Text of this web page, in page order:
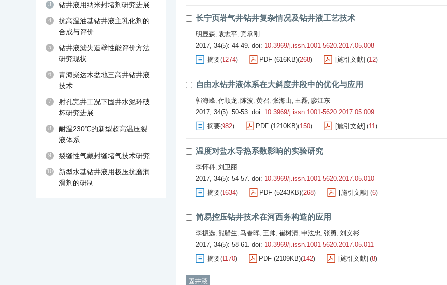
3 钻井液用纳米封堵剂研究进展
4
抗高温油基钻井液主乳化剂的
合成与评价
5
钻井液滤失造壁性能评价方法
研究现状
6
青海柴达木盆地三高井钻井液
技术
7
射孔完井工况下固井水泥环破
坏研究进展
8
耐温230℃的新型超高温压裂
液体系
9 裂缝性气藏封缝堵气技术研究
10
新型水基钻井液用极压抗磨润
滑剂的研制
长宁页岩气井钻井复杂情况及钻井液工艺技术
明显森, 袁志平, 宾承刚
2017, 34(5): 44-49. doi: 10.3969/j.issn.1001-5620.2017.05.008
摘要(1274) PDF (616KB)(268) [施引文献] (12)
自由水钻井液体系在大斜度井段中的优化与应用
郭海峰, 付顺龙, 陈波, 黄召, 张海山, 王磊, 廖江东
2017, 34(5): 50-53. doi: 10.3969/j.issn.1001-5620.2017.05.009
摘要(982) PDF (1210KB)(150) [施引文献] (11)
温度对盐水导热系数影响的实验研究
李怀科, 刘卫丽
2017, 34(5): 54-57. doi: 10.3969/j.issn.1001-5620.2017.05.010
摘要(1634) PDF (5243KB)(268) [施引文献] (6)
简易控压钻井技术在河西务构造的应用
李振选, 熊腊生, 马春晖, 王帅, 崔树清, 申法忠, 张勇, 刘义彬
2017, 34(5): 58-61. doi: 10.3969/j.issn.1001-5620.2017.05.011
摘要(1170) PDF (2109KB)(142) [施引文献] (8)
固井液